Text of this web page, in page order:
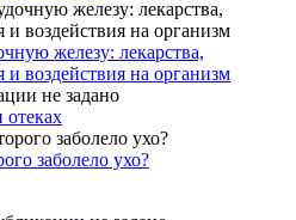
железу: лекарства,
воздействия на организм
заболело ухо?